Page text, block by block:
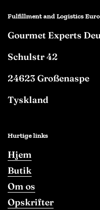
Fulfillment and Logistics
Gourmet Experts
Schulstr 42
24623 Großenaspe
Tyskland
Hurtige links
Hjem
Butik
Om os
Opskrifter